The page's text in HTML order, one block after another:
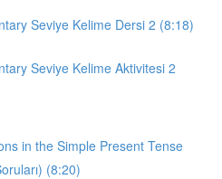
Seviye Kelime Dersi 2 (8:18)
Seviye Kelime Aktivitesi 2
in the Simple Present Tense
(8:20)